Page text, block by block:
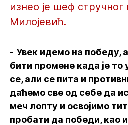
изнео је шеф
Милојевић.
- Увек идемо на победу,
бити промене када је то
се, али се пита и
даћемо све од себе да
меч лопту и освојимо
пробати да победи, као